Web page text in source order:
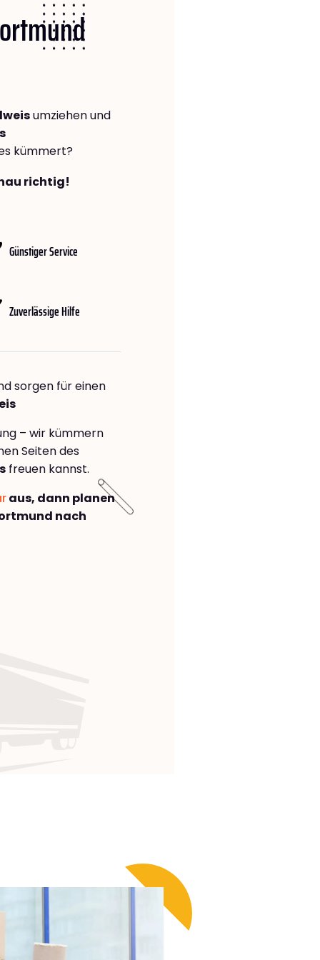
umziehen und
kümmert?
richtig!
Günstiger Service
Zuverlässige Hilfe
sorgen für einen
– wir kümmern
Seiten des
freuen kannst.
aus, dann planen
nach